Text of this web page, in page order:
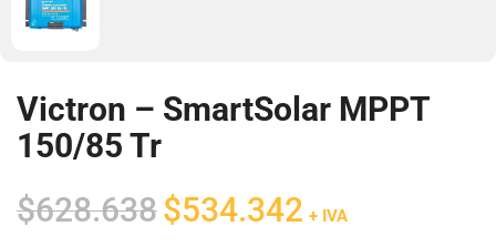
Victron – SmartSolar MPPT
150/85 Tr
$628.638 El
precio
$534.342 + IVA